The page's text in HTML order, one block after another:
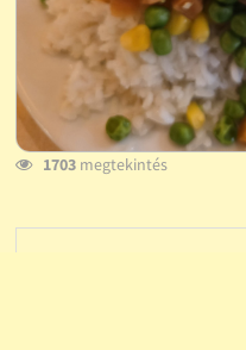
1703megtekintés